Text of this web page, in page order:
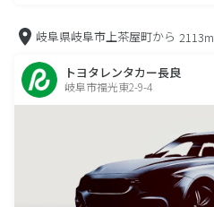
岐阜県岐阜市上茶屋町から 2113m
トヨタレンタカー長良
岐阜市福光東2-9-4